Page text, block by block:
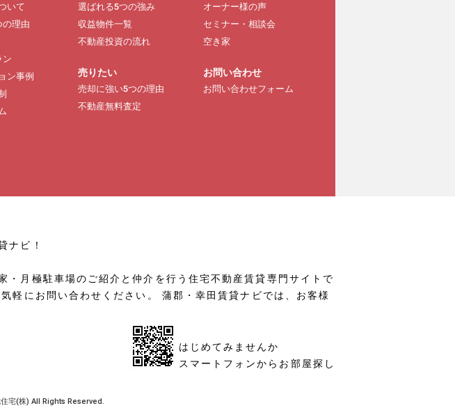
いて
の理由
ン
ン事例
選ばれる5つの強み
収益物件一覧
不動産投資の流れ
売りたい
売却に強い5つの理由
不動産無料査定
オーナー様の声
セミナー・相談会
空き家
お問い合わせ
お問い合わせフォーム
ナビ！
月極駐車場のご紹介と仲介を行う住宅不動産賃貸専門サイトで
軽にお問い合わせください。 蒲郡・幸田賃貸ナビでは、お客様
はじめてみませんか
スマートフォンからお部屋探し
宅(株) All Rights Reserved.